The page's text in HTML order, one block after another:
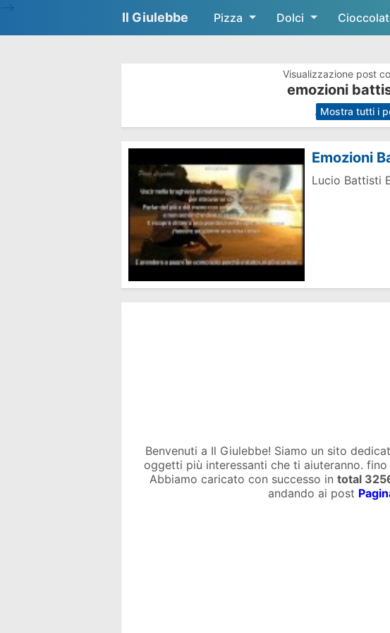
Il Giulebbe Pizza Dolci
Visualizzazione post
emozioni
. Mostra tutti i
Emozioni
Lucio Battisti
Benvenuti a Il Giulebbe! Siamo un sito
oggetti più interessanti che ti aiuteranno.
Abbiamo caricato con successo in total
andando ai post